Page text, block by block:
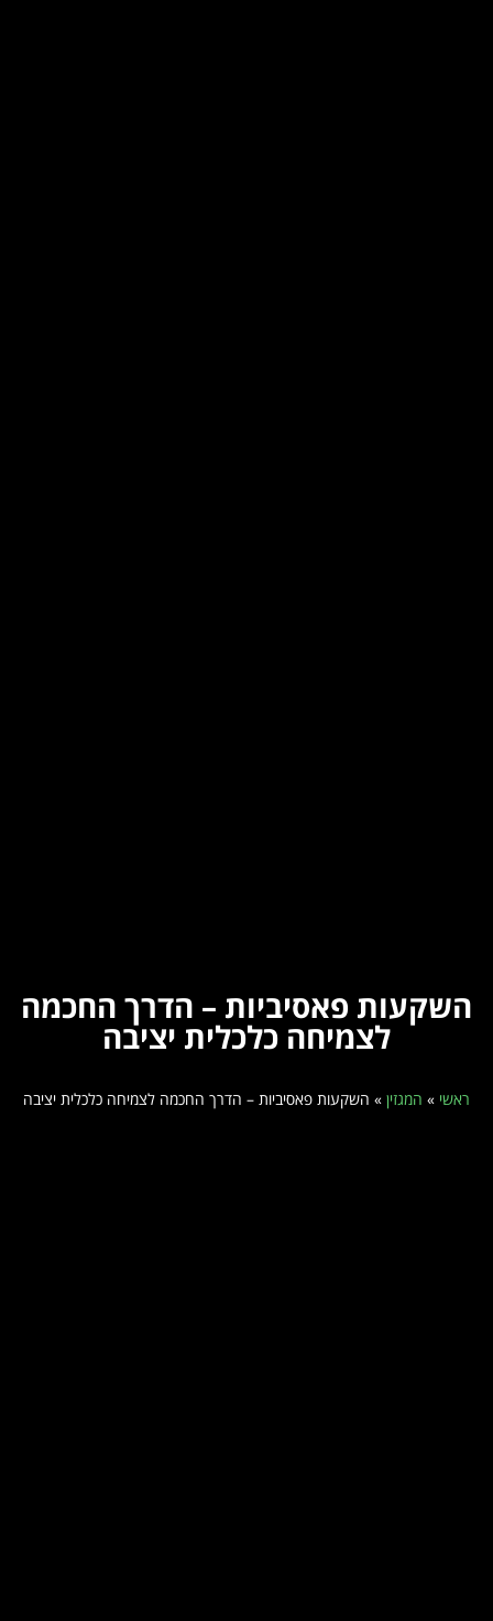
השקעות פאסיביות – הדרך החכמה
לצמיחה כלכלית יציבה
ראשי » המגזין » השקעות פאסיביות – הדרך החכמה לצמיחה כלכלית יציבה